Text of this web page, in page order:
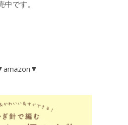
です。